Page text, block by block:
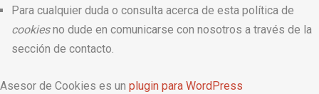
Para cualquier duda o consulta acerca de esta política de
cookiesno dude en comunicarse con nosotros a través de la
sección de contacto.
Asesor de Cookies es un plugin para WordPress